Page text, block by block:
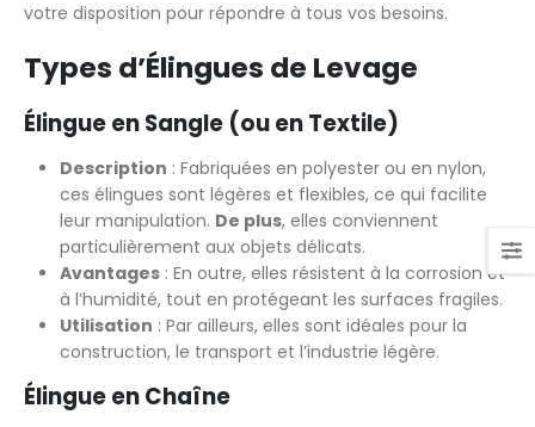
votre disposition pour répondre à tous vos besoins.
Types d’Élingues de Levage
Élingue en Sangle (ou en Textile)
Description : Fabriquées en polyester ou en nylon,
ces élingues sont légères et flexibles, ce qui facilite
leur manipulation. De plus, elles conviennent
particulièrement aux objets délicats.
Avantages: En outre, elles résistent à la corrosion et
à l’humidité, tout en protégeant les surfaces fragiles.
Utilisation : Par ailleurs, elles sont idéales pour la
construction, le transport et l’industrie légère.
Élingue en Chaîne